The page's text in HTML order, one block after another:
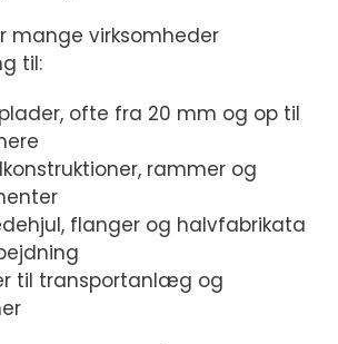
mange virksomheder
til:
ofte fra 20 mm og op til
rammer og
flanger og halvfabrikata
til transportanlæg og